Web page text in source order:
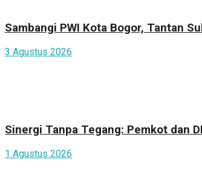
Sambangi PWI Kota Bogor, Tantan
3 Agustus 2026
Sinergi Tanpa Tegang: Pemkot dan
1 Agustus 2026